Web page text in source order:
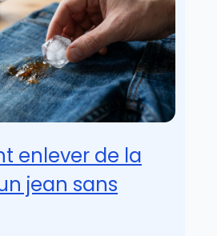
enlever de la
jean sans